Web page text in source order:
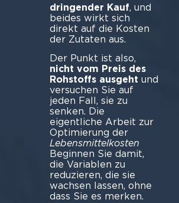
dringender Kauf, und
beides wirkt sich
direkt auf die Kosten
der Zutaten aus.
Der Punkt ist also,
nicht vom Preis des
Rohstoffs ausgeht und
versuchen Sie auf
jeden Fall, sie zu
senken. Die
eigentliche Arbeit zur
Optimierung der
Lebensmittelkosten
Beginnen Sie damit,
die Variablen zu
reduzieren, die sie
wachsen lassen, ohne
dass Sie es merken.